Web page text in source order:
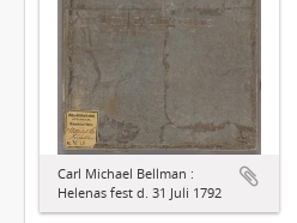
Carl Michael Bellman :
Helenas fest d. 31 Juli 1792